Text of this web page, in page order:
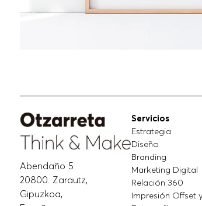
Abendaño 5
20800. Zarautz,
Gipuzkoa,
Servicios
Estrategia
Diseño
Branding
Marketing Digital
Relación 360
Impresión Offset